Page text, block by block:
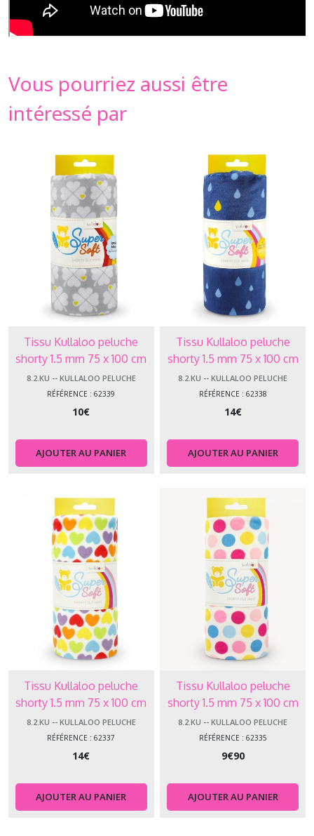
Vous pourriez aussi être
intéressé par
Tissu Kullaloo peluche
shorty 1.5 mm 75 x 100 cm
trèfle gris 62339
8.2.KU -- KULLALOO PELUCHE
RÉFÉRENCE : 62339
10€
AJOUTER AU PANIER
Tissu Kullaloo peluche
shorty 1.5 mm 75 x 100 cm
gouttes 62338
8.2.KU -- KULLALOO PELUCHE
RÉFÉRENCE : 62338
14€
AJOUTER AU PANIER
Tissu Kullaloo peluche
shorty 1.5 mm 75 x 100 cm
coeurs 62337
8.2.KU -- KULLALOO PELUCHE
RÉFÉRENCE : 62337
14€
AJOUTER AU PANIER
Tissu Kullaloo peluche
shorty 1.5 mm 75 x 100 cm
pois 62335
8.2.KU -- KULLALOO PELUCHE
RÉFÉRENCE : 62335
9€90
AJOUTER AU PANIER